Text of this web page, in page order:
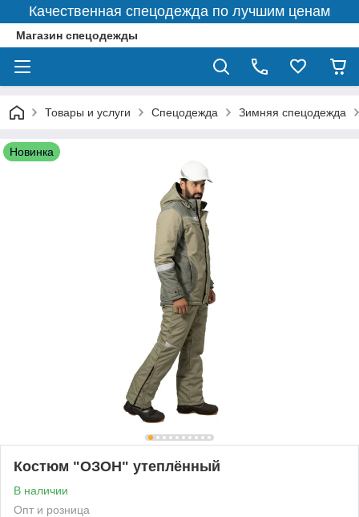
Качественная спецодежда по лучшим ценам
Магазин спецодежды
Товары и услуги Спецодежда Зимняя спецодежда
Новинка
Костюм "ОЗОН" утеплённый
В наличии
Опт и розница